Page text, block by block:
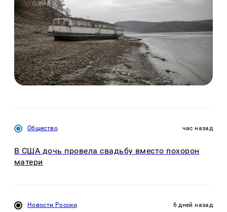
Общество час назад
В США дочь провела свадьбу вместо похорон
матери
Новости России 6 дней назад